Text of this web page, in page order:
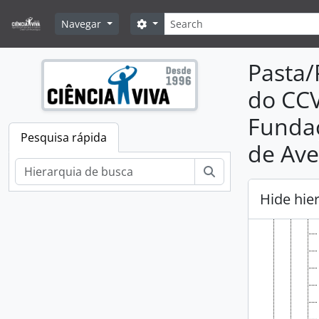
Navegar
Pesquisar
Search options
Pesquisa rápida
do
de
Hide